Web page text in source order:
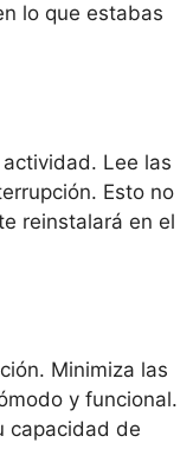
lo que estabas
Lee las
Esto no
reinstalará en el
Minimiza las
y funcional.
capacidad de